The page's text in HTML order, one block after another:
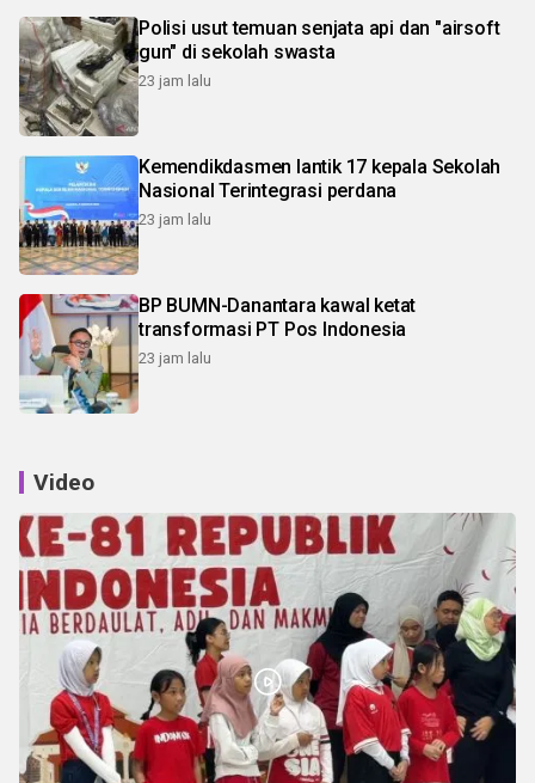
Polisi usut temuan senjata api dan "airsoft
gun" di sekolah swasta
23 jam lalu
Kemendikdasmen lantik 17 kepala Sekolah
Nasional Terintegrasi perdana
23 jam lalu
BP BUMN-Danantara kawal ketat
transformasi PT Pos Indonesia
23 jam lalu
Video